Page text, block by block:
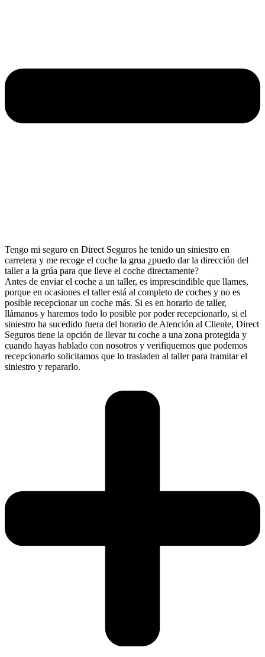
Tengo mi seguro en Direct Seguros he tenido un siniestro en
carretera y me recoge el coche la grua ¿puedo dar la dirección del
taller a la grúa para que lleve el coche directamente?
Antes de enviar el coche a un taller, es imprescindible que llames,
porque en ocasiones el taller está al completo de coches y no es
posible recepcionar un coche más. Si es en horario de taller,
llámanos y haremos todo lo posible por poder recepcionarlo, si el
siniestro ha sucedido fuera del horario de Atención al Cliente, Direct
Seguros tiene la opción de llevar tu coche a una zona protegida y
cuando hayas hablado con nosotros y verifiquemos que podemos
recepcionarlo solicitamos que lo trasladen al taller para tramitar el
siniestro y repararlo.